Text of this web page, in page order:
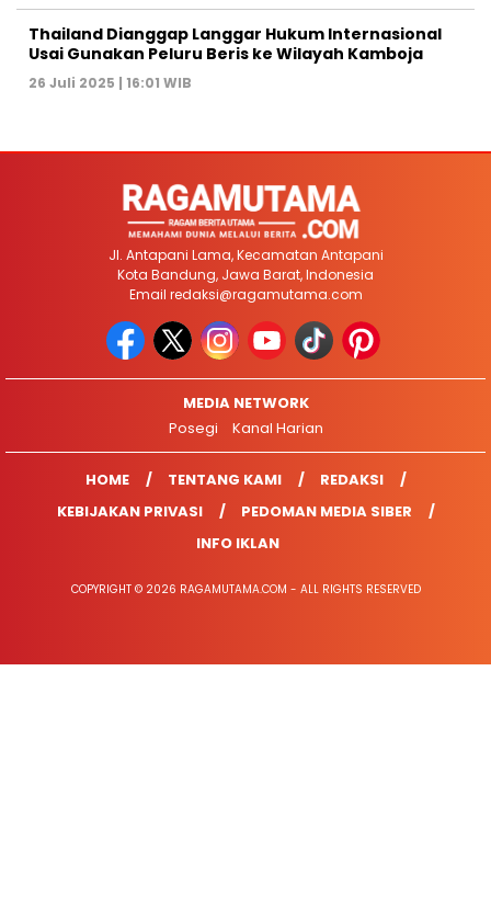
Thailand Dianggap Langgar Hukum Internasional
Usai Gunakan Peluru Beris ke Wilayah Kamboja
26 Juli 2025 | 16:01 WIB
Jl. Antapani Lama, Kecamatan Antapani
Kota Bandung, Jawa Barat, Indonesia
Email redaksi@ragamutama.com
MEDIA NETWORK
Posegi
Kanal Harian
HOME TENTANG KAMI
REDAKSI
KEBIJAKAN PRIVASI
PEDOMAN MEDIA SIBER
INFO IKLAN
COPYRIGHT © 2026 RAGAMUTAMA.COM - ALL RIGHTS RESERVED